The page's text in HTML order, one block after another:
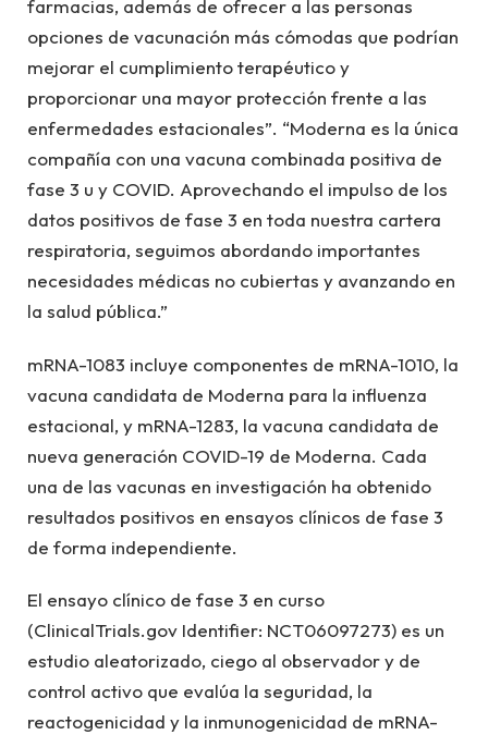
farmacias, además de ofrecer a las personas
opciones de vacunación más cómodas que podrían
mejorar el cumplimiento terapéutico y
proporcionar una mayor protección frente a las
enfermedades estacionales”. “Moderna es la única
compañía con una vacuna combinada positiva de
fase 3 u y COVID. Aprovechando el impulso de los
datos positivos de fase 3 en toda nuestra cartera
respiratoria, seguimos abordando importantes
necesidades médicas no cubiertas y avanzando en
la salud pública.”
mRNA-1083 incluye componentes de mRNA-1010, la
vacuna candidata de Moderna para la influenza
estacional, y mRNA-1283, la vacuna candidata de
nueva generación COVID-19 de Moderna. Cada
una de las vacunas en investigación ha obtenido
resultados positivos en ensayos clínicos de fase 3
de forma independiente.
El ensayo clínico de fase 3 en curso
(ClinicalTrials.gov Identifier: NCT06097273) es un
estudio aleatorizado, ciego al observador y de
control activo que evalúa la seguridad, la
reactogenicidad y la inmunogenicidad de mRNA-